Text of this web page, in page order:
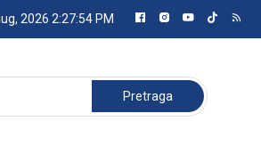
2026 2:27:55 PM
Pretraga: